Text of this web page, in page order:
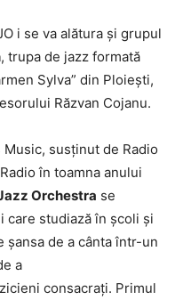
i se va alătura și grupul
, trupa de jazz formată
Sylva” din Ploiești,
Răzvan Cojanu.
susținut de Radio
în toamna anului
Orchestra se
care studiază în școli și
de a cânta într-un
a
consacrați. Primul